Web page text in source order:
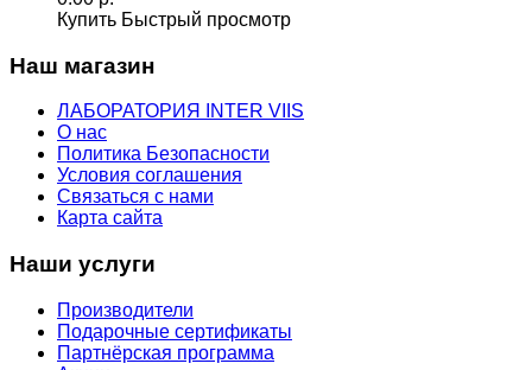
Купить Быстрый просмотр
Наш магазин
ЛАБОРАТОРИЯ INTER VIIS
О нас
Политика Безопасности
Условия соглашения
Связаться с нами
Карта сайта
Наши услуги
Производители
Подарочные сертификаты
Партнёрская программа